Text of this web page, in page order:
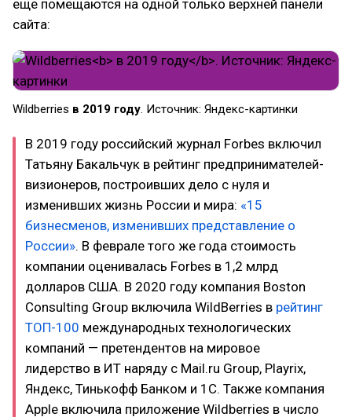
еще помещаются на одной только верхней панели
сайта:
Wildberries в 2019 году. Источник: Яндекс-картинки
В 2019 году российский журнал Forbes включил
Татьяну Бакальчук в рейтинг предпринимателей-
визионеров, построивших дело с нуля и
изменивших жизнь России и мира: «15
бизнесменов, изменивших представление о
России». В феврале того же года стоимость
компании оценивалась Forbes в 1,2 млрд
долларов США. В 2020 году компания Boston
Consulting Group включила WildBerries в рейтинг
ТОП-100 международных технологических
компаний — претендентов на мировое
лидерство в ИТ наряду с Mail.ru Group, Playrix,
Яндекс, Тинькофф Банком и 1С. Также компания
Apple включила приложение Wildberries в число